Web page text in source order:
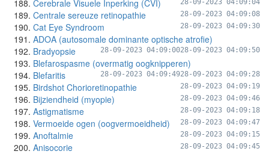
Cerebrale Visuele Inperking (CVI) 28-09-2023 04:09:04
Centrale sereuze retinopathie 28-09-2023 04:09:08
Cat Eye Syndroom 28-09-2023 04:09:30
ADOA (autosomale dominante optische atrofie)
28-09-2023 04:09:50
Bradyopsie 28-09-2023 04:09:00
Blefarospasme (overmatig oogknipperen)
28-09-2023 04:09:28
Blefaritis 28-09-2023 04:09:49
Birdshot Chorioretinopathie 28-09-2023 04:09:19
Bijziendheid (myopie) 28-09-2023 04:09:46
Astigmatisme 28-09-2023 04:09:18
Vermoeide ogen (oogvermoeidheid) 28-09-2023 04:09:47
Anoftalmie 28-09-2023 04:09:15
Anisocorie 28-09-2023 04:09:45